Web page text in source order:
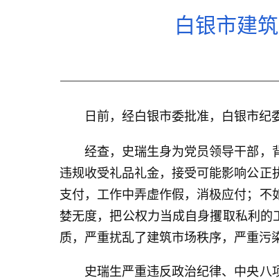
白银市建
日前，经白银市委批准，白银市纪委
经查，史瑞生身为党员领导干部，背
违规收受礼品礼金，接受可能影响公
支付，工作中弄虚作假，消极应付；
婪无度，把公权力当成自身攫取私利
质，严重扰乱了建筑市场秩序，严重污
史瑞生严重违反政治纪律、中央八